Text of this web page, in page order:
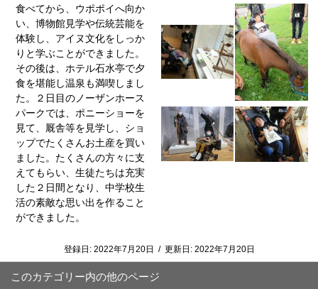
食べてから、ウポポイへ向か
い、博物館見学や伝統芸能を
体験し、アイヌ文化をしっか
りと学ぶことができました。
その後は、ホテル石水亭で夕
食を堪能し温泉も満喫しまし
た。２日目のノーザンホース
パークでは、ポニーショーを
見て、厩舎等を見学し、ショ
ップでたくさんお土産を買い
ました。たくさんの方々に支
えてもらい、生徒たちは充実
した２日間となり、中学校生
活の素敵な思い出を作ること
ができました。
登録日: 2022年7月20日 / 更新日: 2022年7月20日
このカテゴリー内の他のページ